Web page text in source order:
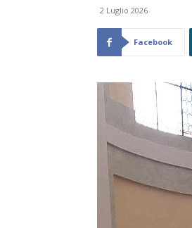
2 Luglio 2026
Facebook